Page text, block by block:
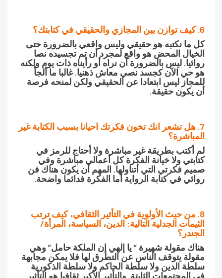
6. كيف توازن بين المجازي والحقيقي في كتابتك؟
كل ما نكتبه هو حقيقي وليس واقعي بالضرورة حتى
الخيال المحض هو واقع لمجرد أن تم تجسيده نصا
روائيا. ليس بالضرورة أن نراه أو رأيناه ذات يوم ولكنه
هو حي الآن كجسد نصي معاش ذهنيا. غالبا ما ألجأ
للمجاز ليس ابتعادا عن الحقيقي ولكن لمنحه فرصة
أن يكون حقيقة.
7. هل تشعر انك تخون فكرتك احيانا بسبب الكتابة غير
المباشرة؟
لم أكتب بطريقة غير مباشرة ولا أحتاج للرمز في
كتابتي ولا خيانة الفكرة كل أعمالي مباشرة وفي
صميم فكرتي التي أتناولها. المهم أن يكون هناك فن
روائي في كتابة الرواية أما الفكرة فدائما واضحة.
8. من حيث الأولوية في التأثير الثقافي، كيف ترتب
الثيمات الجدلية التالية: الدين، السياسة، المرأة/
الجندر؟
هناك مقولة شهيرة ” يا إلهي إن الملكة حامل” وهي
مقولة يتوقف الناس عن التطرق لها فلا يمكن مجابهة
سلطة الدين ولا سلطة الحاكم ولا سلطة الذكورية
في المجتمعات الثابتة. والتأثير الأكبر ثقافيا هو التأثير